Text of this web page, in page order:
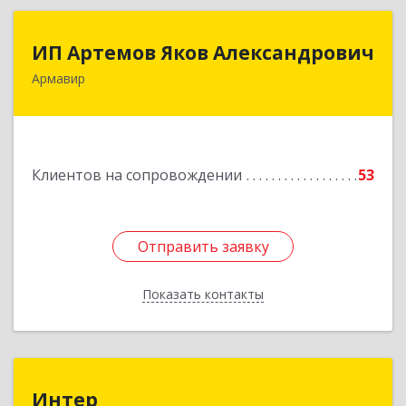
ИП Артемов Яков Александрович
Армавир
Клиентов на сопровождении 53
Отправить заявку
Показать контакты
Отправить заявку
Назад
Интер